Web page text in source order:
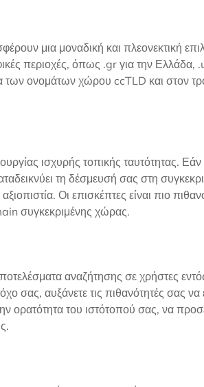
μια μοναδική και πλεονεκτική
περιοχές, όπως .gr για την Ελλάδα,
των ονομάτων χώρου ccTLD και στον
ισχυρής τοπικής ταυτότητας. Εάν
τη δέσμευσή σας στη
Οι επισκέπτες είναι πιο
συγκεκριμένης χώρας.
αναζήτησης σε χρήστες
σας, αυξάνετε τις πιθανότητές σας να
ορατότητα του ιστότοπού σας, να